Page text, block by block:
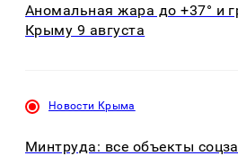
Аномальная жара до +37° и
Крыму 9 августа
Новости Крыма
Минтруда: все объекты